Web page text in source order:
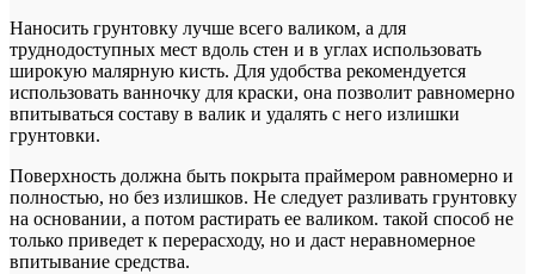
Наносить грунтовку лучше всего валиком, а для
труднодоступных мест вдоль стен и в углах использовать
широкую малярную кисть. Для удобства рекомендуется
использовать ванночку для краски, она позволит равномерно
впитываться составу в валик и удалять с него излишки
грунтовки.
Поверхность должна быть покрыта праймером равномерно и
полностью, но без излишков. Не следует разливать грунтовку
на основании, а потом растирать ее валиком. такой способ не
только приведет к перерасходу, но и даст неравномерное
впитывание средства.